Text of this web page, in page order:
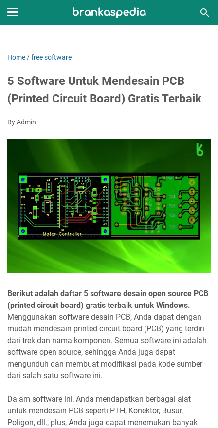
Home /free software
5 Software Untuk Mendesain PCB
(Printed Circuit Board) Gratis Terbaik
By Admin
Berikut adalah daftar 5 software desain open source PCB
(printed circuit board) gratis terbaik untuk Windows.
Menggunakan software desain PCB, Anda dapat dengan
mudah mendesain printed circuit board (PCB) yang terdiri
dari trek dan nama komponen. Semua software ini adalah
software open source, sehingga Anda juga dapat
mengunduh dan membuat modifikasi pada kode sumber
dari salah satu software ini.
Dalam software ini, Anda mendapatkan berbagai alat
untuk mendesain PCB seperti PTH, Konektor, Busur,
Poligon, dll., plus, Anda juga dapat menemukan banyak